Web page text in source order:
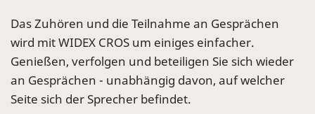
Das Zuhören und die Teilnahme an Gesprächen
wird mit WIDEX CROS um einiges einfacher.
Genießen, verfolgen und beteiligen Sie sich wieder
an Gesprächen - unabhängig davon, auf welcher
Seite sich der Sprecher befindet.